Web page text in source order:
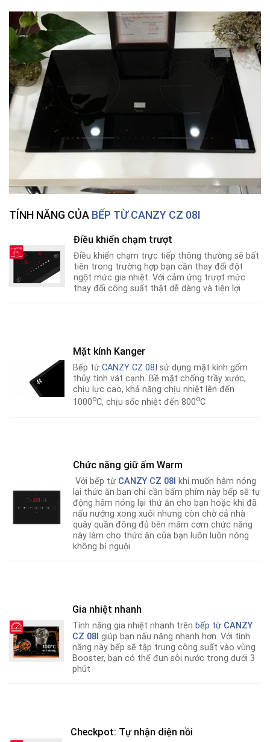
TÍNH NĂNG CỦA BẾP TỪ CANZY CZ 08I
Điều khiển chạm trượt
Điều khiển chạm trực tiếp thông thường sẽ bất
tiên trong trường hợp bạn cần thay đổi đột
ngột mức gia nhiệt. Với cảm ứng trượt mức
thay đổi công suất thật dễ dàng và tiện lợi
Mặt kính Kanger
Bếp từCANZY CZ 08I sử dụng mặt kính gốm
thủy tính vát cạnh. Bề mặt chống trầy xước,
chịu lực cao, khả năng chịu nhiệt lên đến
1000oC, chịu sốc nhiệt đến 800oC
Chức năng giữ ấm Warm
Với bếp từ CANZY CZ 08I khi muốn hâm nóng
lại thức ăn bạn chỉ cần bấm phím này bếp sẽ tự
động hâm nóng lại thứ ăn cho bạn hoặc khi đã
nấu nướng xong xuôi nhưng còn chờ cả nhà
quây quần đông đủ bên mâm cơm chức năng
này làm cho thức ăn của bạn luôn luôn nóng
không bị nguội.
Gia nhiệt nhanh
Tính năng gia nhiệt nhanh trên bếp từ CANZY
CZ 08I giúp bạn nấu năng nhanh hơn. Với tính
năng này bếp sẽ tập trung công suất vào vùng
Booster, bạn có thể đun sôi nước trong dưới 3
phút
Checkpot: Tự nhận diện nồi